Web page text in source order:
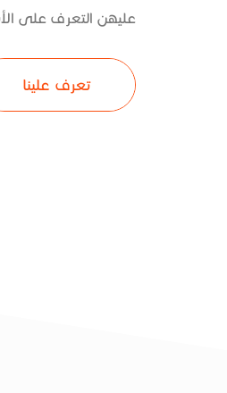
عليهن التعرف على
تعرف علينا